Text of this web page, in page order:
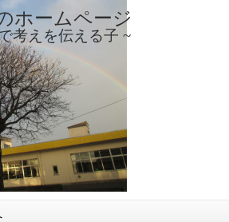
ホームページ
考えを伝える子 ~